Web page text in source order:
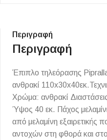
Περιγραφή
Περιγραφή
Έπιπλο τηλεόρασης
ανθρακί
Χρώμα: ανθρακί
Ύψος 40 εκ. Πάχος
από μελαμίνη εξαιρετικής
αντοχών στη φθορά και